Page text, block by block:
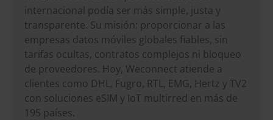
internacional podía ser más simple, justa y
transparente. Su misión: proporcionar a las
empresas datos móviles globales fiables, sin
tarifas ocultas, contratos complejos ni bloqueo
de proveedores. Hoy, Weconnect atiende a
clientes como DHL, Fugro, RTL, EMG, Hertz y TV2
con soluciones eSIM y IoT multirred en más de
195 países.